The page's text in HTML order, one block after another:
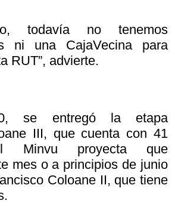
todavía no tenemos
ni una CajaVecina para
RUT”, advierte.
se entregó la etapa
III, que cuenta con 41
Minvu proyecta que
mes o a principios de junio
Coloane II, que tiene